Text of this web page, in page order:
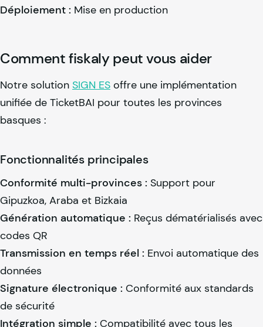
Déploiement : Mise en production
Commentfiskalypeut vous aider
Notre solution SIGN ES offre une implémentation
unifiée de TicketBAI pour toutes les provinces
basques :
Fonctionnalités principales
Conformité multi-provinces : Support pour
Gipuzkoa, Araba et Bizkaia
Génération automatique : Reçus dématérialisés avec
codes QR
Transmission en temps réel : Envoi automatique des
données
Signature électronique : Conformité aux standards
de sécurité
Intégration simple : Compatibilité avec tous les